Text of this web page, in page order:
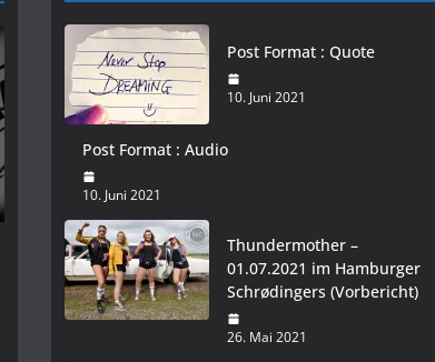
Post Format : Quote
10. Juni 2021
Post Format : Audio
10. Juni 2021
Thundermother –
01.07.2021 im Hamburger
Schrødingers (Vorbericht)
26. Mai 2021